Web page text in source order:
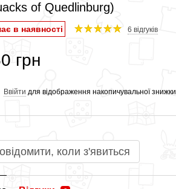
of Quedlinburg)
в наявності 6 відгуків
грн
Ввійти для відображення накопичувальної знижки
коли з'явиться